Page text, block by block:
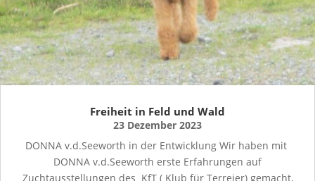
Freiheit in Feld und Wald
23 Dezember 2023
DONNA v.d.Seeworth in der Entwicklung Wir haben mit
DONNA v.d.Seeworth erste Erfahrungen auf
Zuchtausstellungen des KfT ( Klub für Terreier) gemacht,